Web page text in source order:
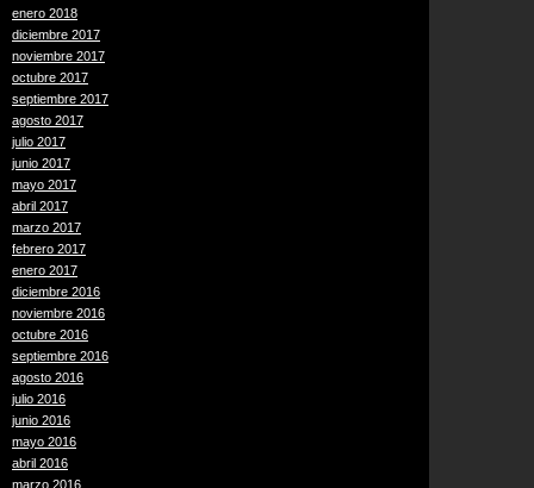
enero 2018
diciembre 2017
noviembre 2017
octubre 2017
septiembre 2017
agosto 2017
julio 2017
junio 2017
mayo 2017
abril 2017
marzo 2017
febrero 2017
enero 2017
diciembre 2016
noviembre 2016
octubre 2016
septiembre 2016
agosto 2016
julio 2016
junio 2016
mayo 2016
abril 2016
marzo 2016